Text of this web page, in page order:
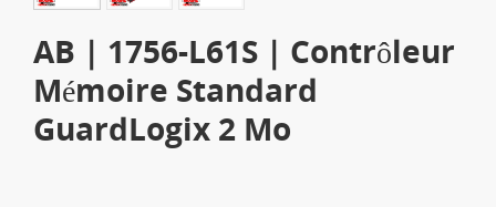
AB | 1756-L61S | Contrôleur
Mémoire Standard
GuardLogix 2 Mo